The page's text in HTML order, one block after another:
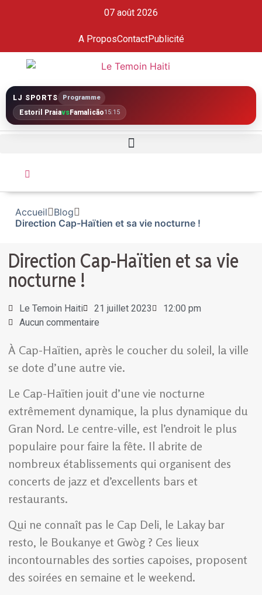
07 août 2026
A ProposContactPublicité
LJ SPORTS Programme
Estoril PraiavsFamalicão15:15
Accueil
Blog
Direction Cap-Haïtien et sa vie nocturne !
Direction Cap-Haïtien et sa vie
nocturne !
Le Temoin Haiti 21 juillet 2023
12:00 pm
Aucun commentaire
À Cap-Haïtien, après le coucher du soleil, la ville
se dote d’une autre vie.
Le Cap-Haïtien jouit d’une vie nocturne
extrêmement dynamique, la plus dynamique du
Gran Nord. Le centre-ville, est l’endroit le plus
populaire pour faire la fête. Il abrite de
nombreux établissements qui organisent des
concerts de jazz et d’excellents bars et
restaurants.
Qui ne connaît pas le Cap Deli, le Lakay bar
resto, le Boukanye et Gwòg ? Ces lieux
incontournables des sorties capoises, proposent
des soirées en semaine et le weekend.